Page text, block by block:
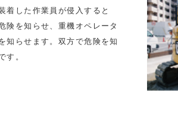
着した作業員が侵入すると
険を知らせ、重機オペレータ
知らせます。双方で危険を知
す。